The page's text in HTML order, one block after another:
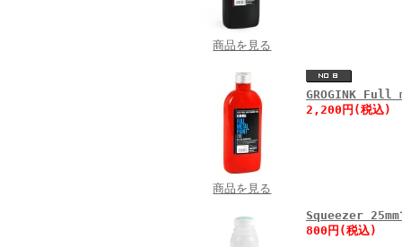
商品を見る
商品を見る
GROGINK
2,200円(税込)
Squeezer 25mm
800円(税込)